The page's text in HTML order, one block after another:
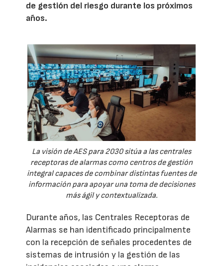
de gestión del riesgo durante los próximos
años.
La visión de AES para 2030 sitúa a las centrales
receptoras de alarmas como centros de gestión
integral capaces de combinar distintas fuentes de
información para apoyar una toma de decisiones
más ágil y contextualizada.
Durante años, las Centrales Receptoras de
Alarmas se han identificado principalmente
con la recepción de señales procedentes de
sistemas de intrusión y la gestión de las